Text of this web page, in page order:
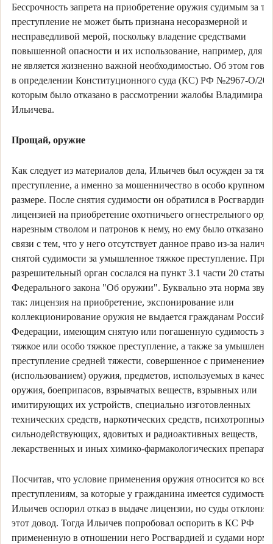
Бессрочность запрета на приобретение оружия судимым за
преступление не может быть признана несоразмерной и
несправедливой мерой, поскольку владение средствами
повышенной опасности и их использование, например, для
не является жизненно важной необходимостью. Об этом
в определении Конституционного суда (КС) РФ №2967-О/
которым было отказано в рассмотрении жалобы Владимира
Ильичева.
Прощай, оружие
Как следует из материалов дела, Ильичев был осужден за
преступление, а именно за мошенничество в особо крупном
размере. После снятия судимости он обратился в Росгвардию
лицензией на приобретение охотничьего огнестрельного
нарезным стволом и патронов к нему, но ему было отказано в
связи с тем, что у него отсутствует данное право из-за
снятой судимости за умышленное тяжкое преступление. При
разрешительный орган сослался на пункт 3.1 части 20 статьи
Федерального закона "Об оружии". Буквально эта норма
так: лицензия на приобретение, экспонирование или
коллекционирование оружия не выдается гражданам
Федерации, имеющим снятую или погашенную судимость за
тяжкое или особо тяжкое преступление, а также за
преступление средней тяжести, совершенное с применением
(использованием) оружия, предметов, используемых в
оружия, боеприпасов, взрывчатых веществ, взрывных или
имитирующих их устройств, специально изготовленных
технических средств, наркотических средств, психотропных,
сильнодействующих, ядовитых и радиоактивных веществ,
лекарственных и иных химико-фармакологических
Посчитав, что условие применения оружия относится ко всем
преступлениям, за которые у гражданина имеется судимость,
Ильичев оспорил отказ в выдаче лицензии, но суды
этот довод. Тогда Ильичев попробовал оспорить в КС РФ
примененную в отношении него Росгвардией и судами